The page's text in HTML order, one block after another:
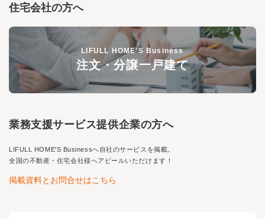
住宅会社の方へ
LIFULL HOME'S Business
注文・分譲一戸建て
業務支援サービス提供企業の方へ
LIFULL HOME'S Businessへ自社のサービスを掲載。
全国の不動産・住宅会社様へアピールいただけます！
掲載資料とお問合せはこちら